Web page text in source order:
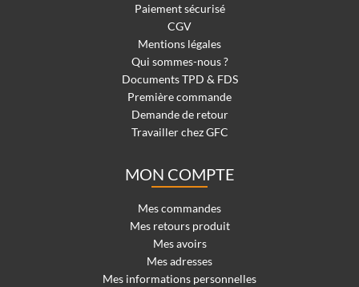
Paiement sécurisé
CGV
Mentions légales
Qui sommes-nous ?
Documents TPD & FDS
Première commande
Demande de retour
Travailler chez GFC
MON COMPTE
Mes commandes
Mes retours produit
Mes avoirs
Mes adresses
Mes informations personnelles